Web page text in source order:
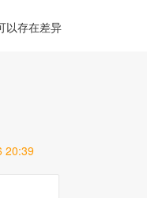
以存在差异
20:39